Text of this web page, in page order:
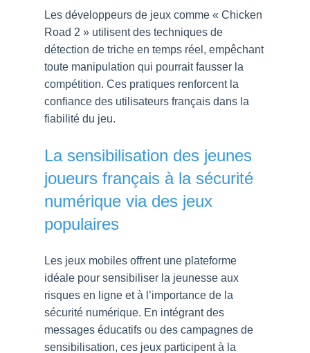
Les développeurs de jeux comme « Chicken
Road 2 » utilisent des techniques de
détection de triche en temps réel, empêchant
toute manipulation qui pourrait fausser la
compétition. Ces pratiques renforcent la
confiance des utilisateurs français dans la
fiabilité du jeu.
La sensibilisation des jeunes
joueurs français à la sécurité
numérique via des jeux
populaires
Les jeux mobiles offrent une plateforme
idéale pour sensibiliser la jeunesse aux
risques en ligne et à l’importance de la
sécurité numérique. En intégrant des
messages éducatifs ou des campagnes de
sensibilisation, ces jeux participent à la